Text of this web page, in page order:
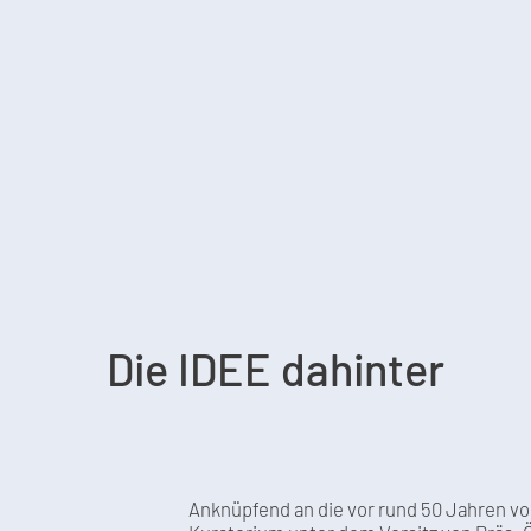
Anknüpfend an die vor rund 50 Jahren
Die IDEE dahinter